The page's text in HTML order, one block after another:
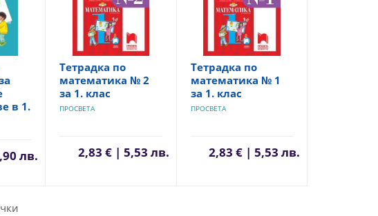
в 1.
лв.
Тетрадка по
математика № 2
за 1. клас
ПРОСВЕТА
2,83 € | 5,53 лв.
Tетрадка по
математика № 1
за 1. клас
ПРОСВЕТА
2,83 € | 5,53 лв.